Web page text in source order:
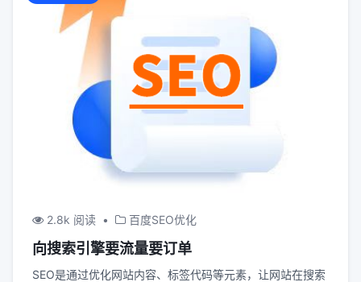
2.8k 阅读 • 百度SEO优化
向搜索引擎要流量要订单
SEO是通过优化网站内容、标签代码等元素，让网站在搜索